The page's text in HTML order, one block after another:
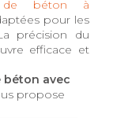
de béton à
pour les
précision du
efficace et
béton avec
propose